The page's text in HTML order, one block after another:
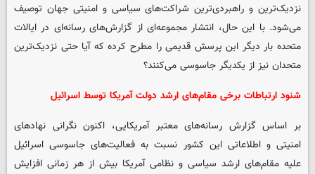
نزدیک‌ترین و راهبردی‌ترین شراکت‌های سیاسی و امنیتی جهان توصیف
می‌شود. با این حال، انتشار مجموعه‌ای از گزارش‌های رسانه‌ای در ایالات
متحده بار دیگر این پرسش قدیمی را مطرح کرده که آیا حتی نزدیک‌ترین
متحدان نیز از یکدیگر جاسوسی می‌کنند؟
شنود ارتباطات برخی مقام‌های ارشد دولت آمریکا توسط اسرائیل
بر اساس گزارش رسانه‌های معتبر آمریکایی، اکنون نگرانی نهادهای
امنیتی و اطلاعاتی این کشور نسبت به فعالیت‌های جاسوسی اسرائیل
علیه مقام‌های ارشد سیاسی و نظامی آمریکا بیش از هر زمانی افزایش